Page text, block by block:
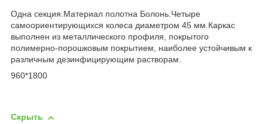
Одна секция.Материал полотна Болонь.Четыре
самоориентирующихся колеса диаметром 45 мм.Каркас
выполнен из металлического профиля, покрытого
полимерно-порошковым покрытием, наиболее устойчивым к
различным дезинфицирующим растворам.
960*1800
Скрыть